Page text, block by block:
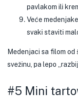
pavlakom ili
Veće
svaki staviti
Medenjaci sa filom od
svežinu, pa lepo
#5 Mini